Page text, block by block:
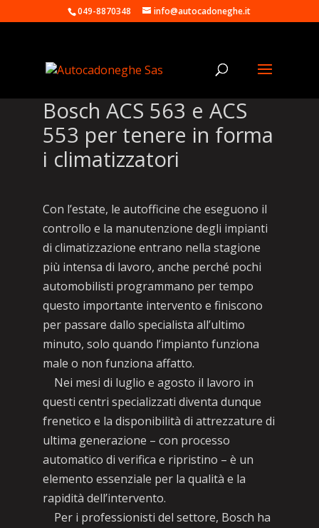
049-8870348 info@autocadoneghe.it
Bosch ACS 563 e ACS
553 per tenere in forma
i climatizzatori
Con l’estate, le autofficine che eseguono il
controllo e la manutenzione degli impianti
di climatizzazione entrano nella stagione
più intensa di lavoro, anche perché pochi
automobilisti programmano per tempo
questo importante intervento e finiscono
per passare dallo specialista all’ultimo
minuto, solo quando l’impianto funziona
male o non funziona affatto.
Nei mesi di luglio e agosto il lavoro in
questi centri specializzati diventa dunque
frenetico e la disponibilità di attrezzature di
ultima generazione – con processo
automatico di verifica e ripristino – è un
elemento essenziale per la qualità e la
rapidità dell’intervento.
Per i professionisti del settore, Bosch ha